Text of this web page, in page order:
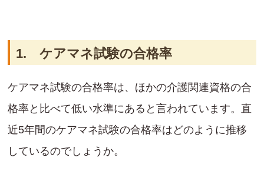
1. ケアマネ試験の合格率
ケアマネ試験の合格率は、ほかの介護関連資格の合
格率と比べて低い水準にあると言われています。直
近5年間のケアマネ試験の合格率はどのように推移
しているのでしょうか。